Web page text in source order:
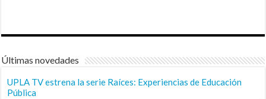
Últimas novedades
UPLA TV estrena la serie Raíces: Experiencias de Educación
Pública